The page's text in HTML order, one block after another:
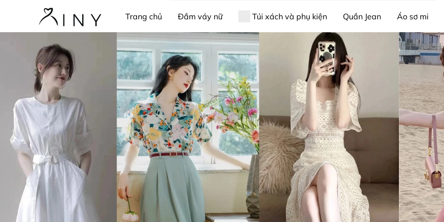
Trang chủ Đầm váy nữ Túi xách và phụ kiện Quần Jean Áo sơ mi
Pijama & bộ ngủ Trang sức thời trang phong thủy Giới thiệu về Xiny